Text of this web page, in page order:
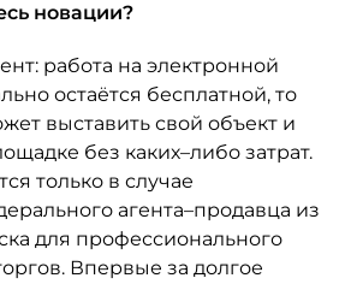
новации?
работа на электронной
остаётся бесплатной, то
выставить свой объект и
без каких–либо затрат.
только в случае
агента–продавца из
для профессионального
Впервые за долгое